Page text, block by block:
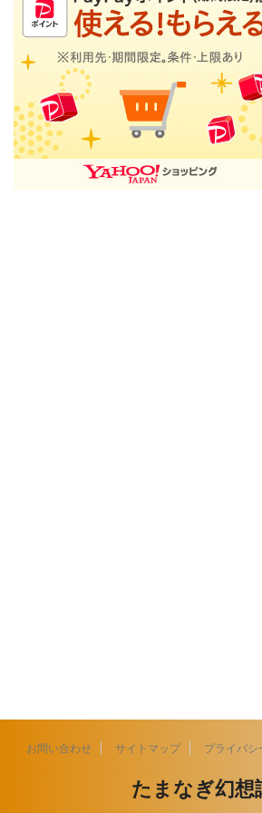
お問い合わせ サイトマップ プライバシ
たまなぎ幻想